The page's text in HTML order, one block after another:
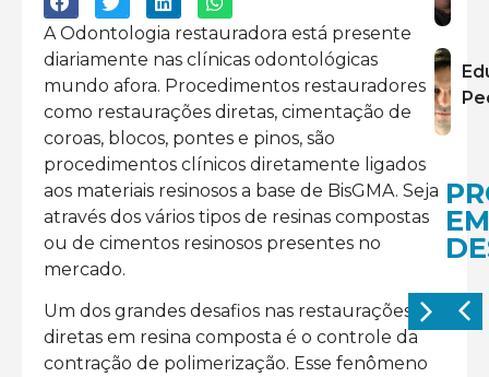
A Odontologia restauradora está presente
diariamente nas clínicas odontológicas
mundo afora. Procedimentos restauradores
como restaurações diretas, cimentação de
coroas, blocos, pontes e pinos, são
procedimentos clínicos diretamente ligados
aos materiais resinosos a base de BisGMA. Seja
através dos vários tipos de resinas compostas
ou de cimentos resinosos presentes no
mercado.
Um dos grandes desafios nas restaurações
diretas em resina composta é o controle da
contração de polimerização. Esse fenômeno
EM